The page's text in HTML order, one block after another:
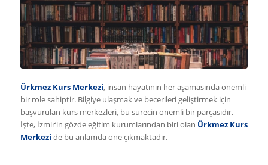
Ürkmez Kurs Merkezi, insan hayatının her aşamasında önemli
bir role sahiptir. Bilgiye ulaşmak ve becerileri geliştirmek için
başvurulan kurs merkezleri, bu sürecin önemli bir parçasıdır.
İşte, İzmir’in gözde eğitim kurumlarından biri olan Ürkmez Kurs
Merkezi de bu anlamda öne çıkmaktadır.